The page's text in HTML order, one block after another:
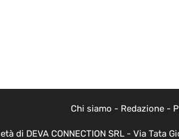
Chi siamo - Redazione-
di DEVA CONNECTION SRL - Via Tata